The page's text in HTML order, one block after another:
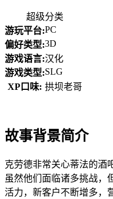
超级分类
游玩平台:PC
偏好类型:3D
游戏语言:汉化
游戏类型:SLG
XP口味: 拱坝老哥
故事背景简介
克劳德非常关心蒂法的酒
虽然他们面临诸多挑战，
活力，新客户不断增多，